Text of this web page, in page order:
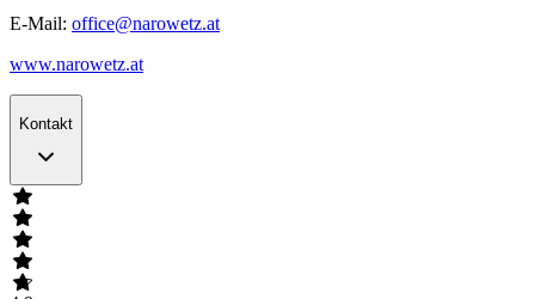
E-Mail: office@narowetz.at
www.narowetz.at
Kontakt